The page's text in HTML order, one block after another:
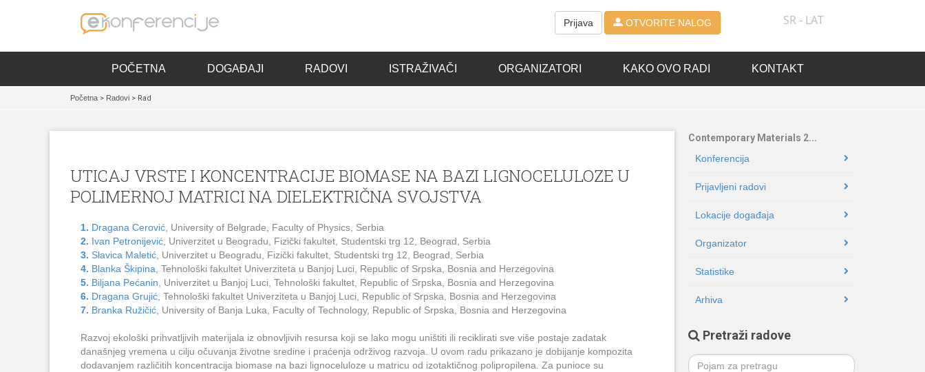
Prijava OTVORITE NALOG SR - LAT
POČETNA DOGAĐAJI RADOVI ISTRAŽIVAČI ORGANIZATORI KAKO OVO RADI KONTAKT
Početna > Radovi > Rad
UTICAJ VRSTE I KONCENTRACIJE BIOMASE NA BAZI LIGNOCELULOZE U
POLIMERNOJ MATRICI NA DIELEKTRIČNA SVOJSTVA
1. Dragana Cerović , University of Belgrade, Faculty of Physics, Serbia
2. Ivan Petronijević , Univerzitet u Beogradu, Fizički fakultet, Studentski trg 12, Beograd, Serbia
3. Slavica Maletić , Univerzitet u Beogradu, Fizički fakultet, Studentski trg 12, Beograd, Serbia
4. Blanka Škipina , Tehnološki fakultet Univerziteta u Banjoj Luci, Republic of Srpska, Bosnia and Herzegovina
5. Biljana Pećanin , Univerzitet u Banjoj Luci, Tehnološki fakultet, Republic of Srpska, Bosnia and Herzegovina
6. Dragana Grujić , Tehnološki fakultet Univerziteta u Banjoj Luci, Republic of Srpska, Bosnia and Herzegovina
7. Branka Ružičić , University of Banja Luka, Faculty of Technology, Republic of Srpska, Bosnia and Herzegovina
Razvoj ekološki prihvatljivih materijala iz obnovljivih resursa koji se lako mogu uništiti ili reciklirati sve više postaje zadatak
današnjeg vremena u cilju očuvanja životne sredine i praćenja održivog razvoja. U ovom radu prikazano je dobijanje kompozita
dodavanjem različitih koncentracija biomase na bazi lignoceluloze u matricu od izotaktičnog polipropilena. Za punioce su
Contemporary Materials 2...
Konferencija
Prijavljeni radovi
Lokacije događaja
Organizator
Statistike
Arhiva
Pretraži radove